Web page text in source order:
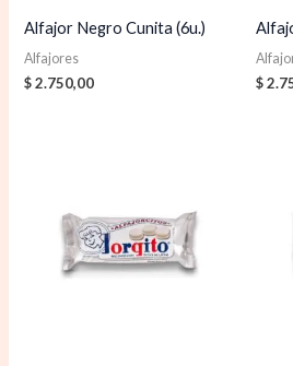
Alfajor Negro Cunita (6u.)
Alfajores
$2.750,00 $